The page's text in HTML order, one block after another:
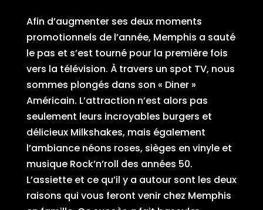
Afin d’augmenter ses deux moments
promotionnels de l’année, Memphis a sauté
le pas et s’est tourné pour la première fois
vers la télévision. À travers un spot TV, nous
sommes plongés dans son « Diner »
Américain. L’attraction n’est alors pas
seulement leurs incroyables burgers et
délicieux Milkshakes, mais également
l’ambiance néons roses, sièges en vinyle et
musique Rock’n’roll des années 50.
L’assiette et ce qu’il y a autour sont les deux
raisons qui vous feront venir chez Memphis